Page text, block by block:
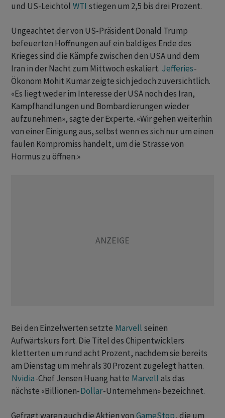
und US-Leichtöl WTI stiegen um 2,5 bis drei Prozent.
Ungeachtet der von US-Präsident Donald Trump
befeuerten Hoffnungen auf ein baldiges Ende des
Krieges sind die Kämpfe zwischen den USA und dem
Iran in der ‌Nacht zum Mittwoch eskaliert. Jefferies-
Ökonom Mohit Kumar zeigte sich jedoch zuversichtlich.
«Es liegt weder im Interesse der USA noch des Iran,
Kampfhandlungen und Bombardierungen wieder
aufzunehmen», sagte ​der Experte. «Wir gehen weiterhin
von einer Einigung aus, selbst ​wenn es sich nur um einen
​faulen Kompromiss handelt, um die Strasse von
Hormus zu öffnen.»
Bei den Einzelwerten setzte ‌ Marvell seinen
Aufwärtskurs fort. Die Titel des Chipentwicklers
kletterten um rund acht Prozent, nachdem sie bereits
am Dienstag um mehr als 30 Prozent zugelegt hatten. ​
Nvidia-Chef ​Jensen Huang hatte Marvell als das
⁠nächste «Billionen-Dollar-Unternehmen» bezeichnet.
Gefragt waren auch die Aktien von ​ GameStop, die um